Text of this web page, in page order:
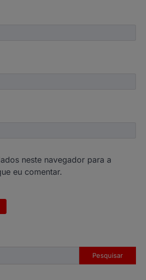
neste navegador para a
eu comentar.
Pesquisar